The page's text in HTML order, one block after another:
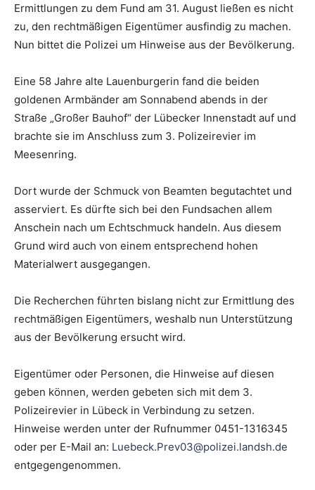
Ermittlungen zu dem Fund am 31. August ließen es nicht
zu, den rechtmäßigen Eigentümer ausfindig zu machen.
Nun bittet die Polizei um Hinweise aus der Bevölkerung.
Eine 58 Jahre alte Lauenburgerin fand die beiden
goldenen Armbänder am Sonnabend abends in der
Straße „Großer Bauhof“ der Lübecker Innenstadt auf und
brachte sie im Anschluss zum 3. Polizeirevier im
Meesenring.
Dort wurde der Schmuck von Beamten begutachtet und
asserviert. Es dürfte sich bei den Fundsachen allem
Anschein nach um Echtschmuck handeln. Aus diesem
Grund wird auch von einem entsprechend hohen
Materialwert ausgegangen.
Die Recherchen führten bislang nicht zur Ermittlung des
rechtmäßigen Eigentümers, weshalb nun Unterstützung
aus der Bevölkerung ersucht wird.
Eigentümer oder Personen, die Hinweise auf diesen
geben können, werden gebeten sich mit dem 3.
Polizeirevier in Lübeck in Verbindung zu setzen.
Hinweise werden unter der Rufnummer 0451-1316345
oder per E-Mail an: Luebeck.Prev03@polizei.landsh.de
entgegengenommen.